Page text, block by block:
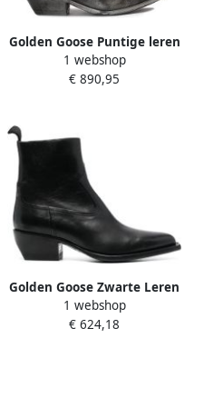
Golden Goose Puntige leren
Texaanse laarzen met
decoraties Black Dames
1 webshop
€ 890,95
Golden Goose Zwarte Leren
Enkellaarzen met Puntige
Neus Black Dames
1 webshop
€ 624,18